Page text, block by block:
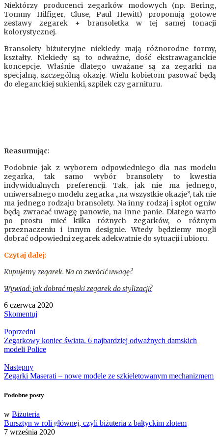
Niektórzy producenci zegarków modowych (np. Bering,
Tommy Hilfiger, Cluse, Paul Hewitt) proponują gotowe
zestawy zegarek + bransoletka w tej samej tonacji
kolorystycznej.
Bransolety biżuteryjne niekiedy mają różnorodne formy,
kształty. Niekiedy są to odważne, dość ekstrawaganckie
koncepcje. Właśnie dlatego uważane są za zegarki na
specjalną, szczególną okazję. Wielu kobietom pasować będą
do eleganckiej sukienki, szpilek czy garnituru.
Reasumując:
Podobnie jak z wyborem odpowiedniego dla nas modelu
zegarka, tak samo wybór bransolety to kwestia
indywidualnych preferencji. Tak, jak nie ma jednego,
uniwersalnego modelu zegarka „na wszystkie okazje”, tak nie
ma jednego rodzaju bransolety. Na inny rodzaj i splot ogniw
będą zwracać uwagę panowie, na inne panie. Dlatego warto
po prostu mieć kilka różnych zegarków, o różnym
przeznaczeniu i innym designie. Wtedy będziemy mogli
dobrać odpowiedni zegarek adekwatnie do sytuacji i ubioru.
Czytaj dalej:
Kupujemy zegarek. Na co zwrócić uwagę?
Wywiad: jak dobrać męski zegarek do stylizacji?
6 czerwca 2020
Skomentuj
Poprzedni
Zegarkowy koniec świata. 6 najbardziej odważnych damskich
modeli Police
Następny
Zegarki Maserati – nowe modele ze szkieletowanym mechanizmem
Podobne posty
w Biżuteria
Bursztyn w roli głównej, czyli biżuteria z bałtyckim złotem
7 września 2020